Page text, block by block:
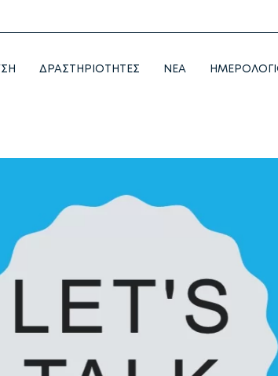
ΔΡΑΣΤΗΡΙΟΤΗΤΕΣ NEA